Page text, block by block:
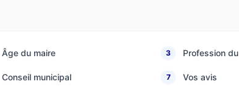
Âge du maire 3 Profession
Conseil municipal 7 Vos avis